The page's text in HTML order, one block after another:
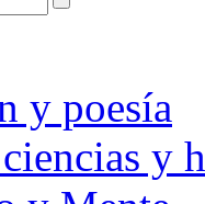
y poesía
y